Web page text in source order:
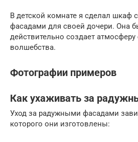
В детской комнате я сделал шкаф
фасадами для своей дочери. Она
действительно создает атмосферу
волшебства.
Фотографии примеров
Как ухаживать за
Уход за радужными фасадами
которого они изготовлены: